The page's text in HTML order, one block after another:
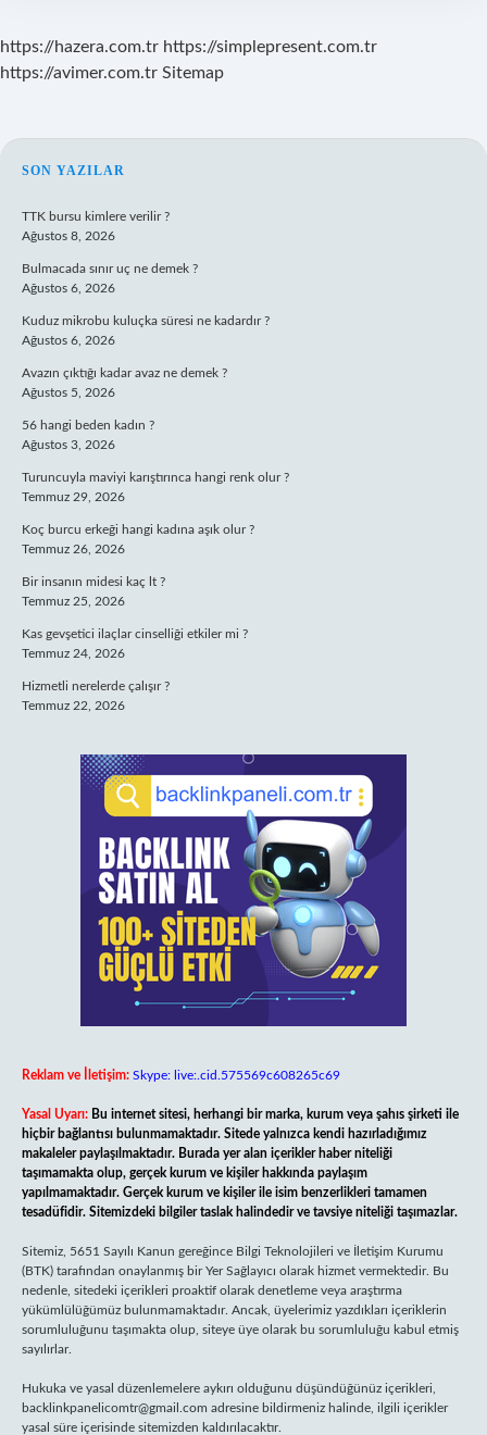
https://hazera.com.tr https://simplepresent.com.tr
https://avimer.com.tr Sitemap
SIDEBAR
SON YAZILAR
TTK bursu kimlere verilir ?
Ağustos 8, 2026
Bulmacada sınır uç ne demek ?
Ağustos 6, 2026
Kuduz mikrobu kuluçka süresi ne kadardır ?
Ağustos 6, 2026
Avazın çıktığı kadar avaz ne demek ?
Ağustos 5, 2026
56 hangi beden kadın ?
Ağustos 3, 2026
Turuncuyla maviyi karıştırınca hangi renk olur ?
Temmuz 29, 2026
Koç burcu erkeği hangi kadına aşık olur ?
Temmuz 26, 2026
Bir insanın midesi kaç lt ?
Temmuz 25, 2026
Kas gevşetici ilaçlar cinselliği etkiler mi ?
Temmuz 24, 2026
Hizmetli nerelerde çalışır ?
Temmuz 22, 2026
Reklam ve İletişim: Skype: live:.cid.575569c608265c69
Yasal Uyarı: Bu internet sitesi, herhangi bir marka, kurum veya şahıs şirketi ile
hiçbir bağlantısı bulunmamaktadır. Sitede yalnızca kendi hazırladığımız
makaleler paylaşılmaktadır. Burada yer alan içerikler haber niteliği
taşımamakta olup, gerçek kurum ve kişiler hakkında paylaşım
yapılmamaktadır. Gerçek kurum ve kişiler ile isim benzerlikleri tamamen
tesadüfidir. Sitemizdeki bilgiler taslak halindedir ve tavsiye niteliği taşımazlar.
Sitemiz, 5651 Sayılı Kanun gereğince Bilgi Teknolojileri ve İletişim Kurumu
(BTK) tarafından onaylanmış bir Yer Sağlayıcı olarak hizmet vermektedir. Bu
nedenle, sitedeki içerikleri proaktif olarak denetleme veya araştırma
yükümlülüğümüz bulunmamaktadır. Ancak, üyelerimiz yazdıkları içeriklerin
sorumluluğunu taşımakta olup, siteye üye olarak bu sorumluluğu kabul etmiş
sayılırlar.
Hukuka ve yasal düzenlemelere aykırı olduğunu düşündüğünüz içerikleri,
backlinkpanelicomtr@gmail.com adresine bildirmeniz halinde, ilgili içerikler
yasal süre içerisinde sitemizden kaldırılacaktır.